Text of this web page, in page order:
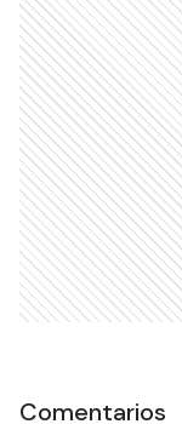
Comentarios